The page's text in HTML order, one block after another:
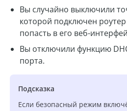
Вы случайно выключили
которой подключен
попасть в его веб-
Вы отключили функцию
порта.
Подсказка
Если безопасный режим